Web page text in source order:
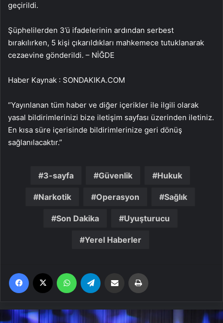
geçirildi.
Şüphelilerden 3’ü ifadelerinin ardından serbest
bırakılırken, 5 kişi çıkarıldıkları mahkemece tutuklanarak
cezaevine gönderildi. – NİĞDE
Haber Kaynak : SONDAKIKA.COM
“Yayınlanan tüm haber ve diğer içerikler ile ilgili olarak
yasal bildirimlerinizi bize iletişim sayfası üzerinden iletiniz.
En kısa süre içerisinde bildirimlerinize geri dönüş
sağlanılacaktır.”
3-sayfa Güvenlik Hukuk
Narkotik Operasyon Sağlık
Son Dakika Uyuşturucu
Yerel Haberler
Facebook WhatsApp Email'den paylaş